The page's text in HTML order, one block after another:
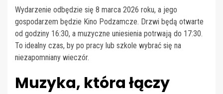
Wydarzenie odbędzie się 8 marca 2026 roku, a jego
gospodarzem będzie Kino Podzamcze. Drzwi będą otwarte
od godziny 16:30, a muzyczne uniesienia potrwają do 17:30.
To idealny czas, by po pracy lub szkole wybrać się na
niezapomniany wieczór.
Muzyka, która łączy